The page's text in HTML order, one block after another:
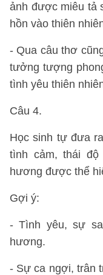
ảnh được miêu tả
hồn vào thiên
- Qua câu thơ
tưởng tượng
tình yêu thiên
Câu 4.
Học sinh tự đưa
tình cảm, thái
hương được thể
Gợi ý:
- Tình yêu, sự
hương.
- Sự ca ngợi, trân